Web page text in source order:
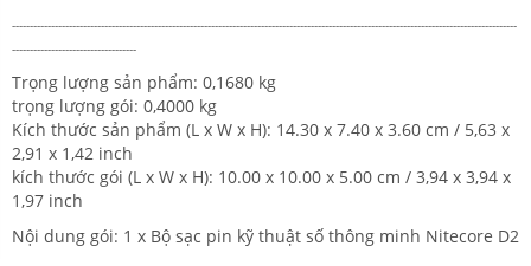
----------------------------------------------------------------------------------------------------------------------------------------------
-----------------------------------
Trọng lượng sản phẩm: 0,1680 kg
trọng lượng gói: 0,4000 kg
Kích thước sản phẩm (L x W x H): 14.30 x 7.40 x 3.60 cm / 5,63 x
2,91 x 1,42 inch
kích thước gói (L x W x H): 10.00 x 10.00 x 5.00 cm / 3,94 x 3,94 x
1,97 inch
Nội dung gói: 1 x Bộ sạc pin kỹ thuật số thông minh Nitecore D2